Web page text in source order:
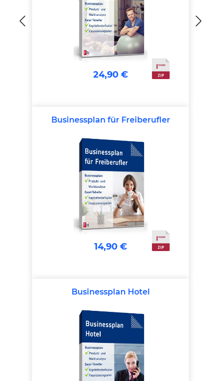
24,90 €
Businessplan für Freiberufler
14,90 €
Businessplan Hotel